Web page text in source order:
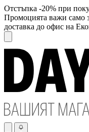
Отстъпка -20% при
Промоцията важи само
доставка до офис на